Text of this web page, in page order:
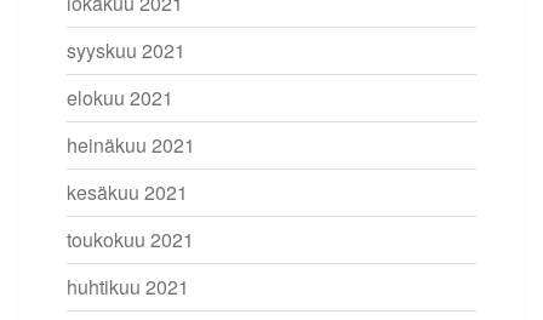
syyskuu 2021
elokuu 2021
heinäkuu 2021
kesäkuu 2021
toukokuu 2021
huhtikuu 2021